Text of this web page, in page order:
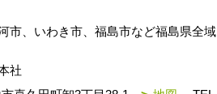
市、いわき市、福島市など福島県全
社